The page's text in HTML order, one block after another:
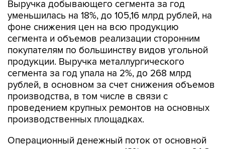
фоне снижения цен на всю продукцию
сегмента и объемов реализации сторонним
покупателям по большинству видов угольной
продукции. Выручка металлургического
сегмента за год упала на 2%, до 268 млрд
рублей, в основном за счет снижения объемов
производства, в том числе в связи с
проведением крупных ремонтов на основных
производственных площадках.
Операционный денежный поток от основной
млрд рублей.